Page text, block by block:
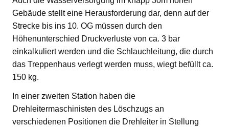
Gebäude stellt eine Herausforderung dar, denn auf der
Strecke bis ins 10. OG müssen durch den
Höhenunterschied Druckverluste von ca. 3 bar
einkalkuliert werden und die Schlauchleitung, die durch
das Treppenhaus verlegt werden muss, wiegt befüllt ca.
150 kg.
In einer zweiten Station haben die
Drehleitermaschinisten des Löschzugs an
verschiedenen Positionen die Drehleiter in Stellung